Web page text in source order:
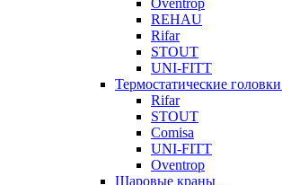
Oventrop
REHAU
Rifar
STOUT
UNI-FITT
Термостатические головки
Rifar
STOUT
Comisa
UNI-FITT
Oventrop
Шаровые краны